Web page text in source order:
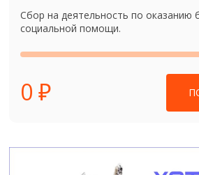
Сбор на деятельность по оказанию
социальной помощи.
0 ₽